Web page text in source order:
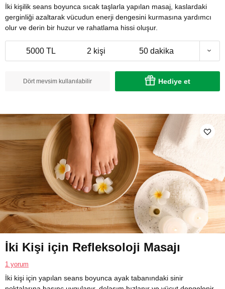
İki kişilik seans boyunca sıcak taşlarla yapılan masaj, kaslardaki
gerginliği azaltarak vücudun enerji dengesini kurmasına yardımcı
olur ve derin bir huzur ve rahatlama hissi oluşur.
5000 TL 2 kişi 50 dakika
Dört mevsim kullanılabilir Hediye et
İki Kişi için Refleksoloji Masajı
1 yorum
İki kişi için yapılan seans boyunca ayak tabanındaki sinir